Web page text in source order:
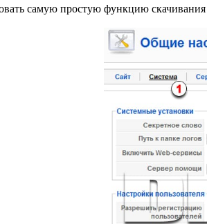
самую простую функцию